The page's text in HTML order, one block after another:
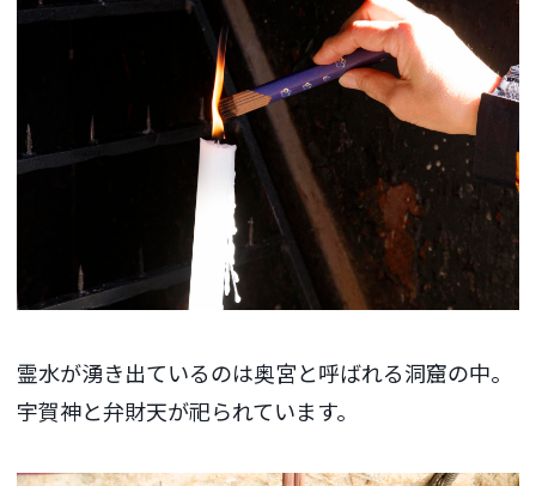
霊水が湧き出ているのは奥宮と呼ばれる洞窟の中。
宇賀神と弁財天が祀られています。